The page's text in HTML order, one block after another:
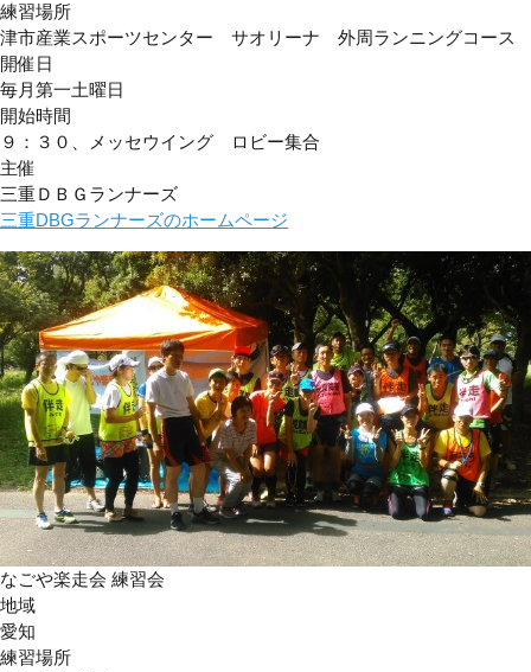
練習場所
津市産業スポーツセンター サオリーナ 外周ランニングコース
開催日
毎月第一土曜日
開始時間
９：３０、メッセウイング ロビー集合
主催
三重ＤＢＧランナーズ
三重DBGランナーズのホームページ
なごや楽走会 練習会
地域
愛知
練習場所